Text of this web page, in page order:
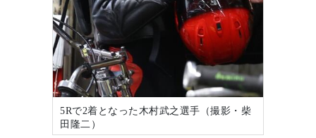
5Rで2着となった木村武之選手（撮影・柴
田隆二）